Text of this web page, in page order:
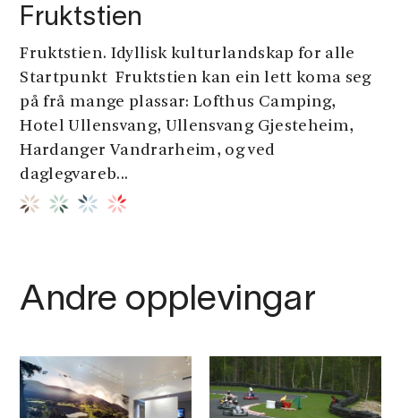
Fruktstien
Fruktstien. Idyllisk kulturlandskap for alle
Startpunkt Fruktstien kan ein lett koma seg
på frå mange plassar: Lofthus Camping,
Hotel Ullensvang, Ullensvang Gjesteheim,
Hardanger Vandrarheim, og ved
daglegvareb...
Andre opplevingar